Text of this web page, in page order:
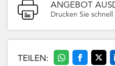
ANGEBOT
Drucken Sie
TEILEN: